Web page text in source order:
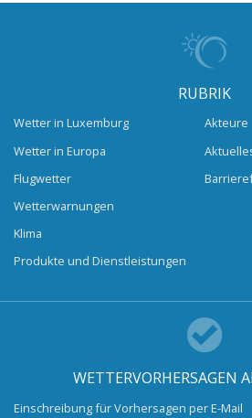
RUBRIK
Wetter in Luxemburg
Wetter in Europa
Flugwetter
Wetterwarnungen
Klima
Produkte und Dienstleistungen
Akteure
WETTERVORHERSAGEN
Einschreibung für Vorhersagen per E-Mail